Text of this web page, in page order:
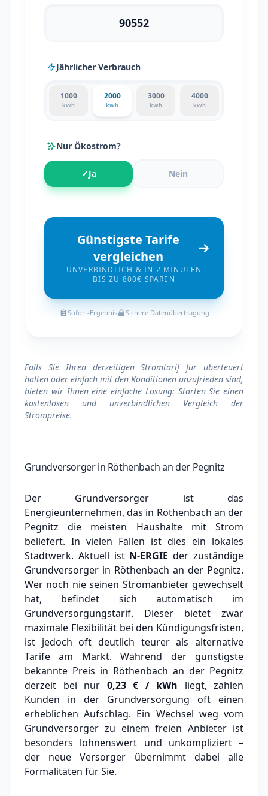
Jährlicher Verbrauch
1000
kWh
2000
kWh
3000
kWh
4000
kWh
Nur Ökostrom?
✓Ja Nein
Günstigste Tarife
vergleichen
UNVERBINDLICH & IN 2 MINUTEN
BIS ZU 800€ SPAREN
Sofort-Ergebnis Sichere Datenübertragung
Falls Sie Ihren derzeitigen Stromtarif für überteuert
halten oder einfach mit den Konditionen unzufrieden sind,
bieten wir Ihnen eine einfache Lösung: Starten Sie einen
kostenlosen und unverbindlichen Vergleich der
Strompreise.
Grundversorger in Röthenbach an der Pegnitz
Der Grundversorger ist das
Energieunternehmen, das in Röthenbach an der
Pegnitz die meisten Haushalte mit Strom
beliefert. In vielen Fällen ist dies ein lokales
Stadtwerk. Aktuell ist N-ERGIE der zuständige
Grundversorger in Röthenbach an der Pegnitz.
Wer noch nie seinen Stromanbieter gewechselt
hat, befindet sich automatisch im
Grundversorgungstarif. Dieser bietet zwar
maximale Flexibilität bei den Kündigungsfristen,
ist jedoch oft deutlich teurer als alternative
Tarife am Markt.Während der günstigste
bekannte Preis in Röthenbach an der Pegnitz
derzeit bei nur 0,23 € / kWh liegt, zahlen
Kunden in der Grundversorgung oft einen
erheblichen Aufschlag. Ein Wechsel weg vom
Grundversorger zu einem freien Anbieter ist
besonders lohnenswert und unkompliziert –
der neue Versorger übernimmt dabei alle
Formalitäten für Sie.